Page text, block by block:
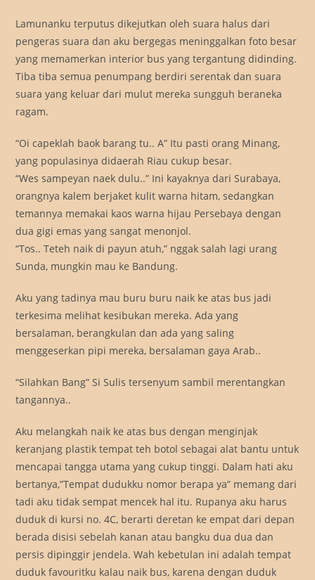
Lamunanku terputus dikejutkan oleh suara halus dari
pengeras suara dan aku bergegas meninggalkan foto besar
yang memamerkan interior bus yang tergantung didinding.
Tiba tiba semua penumpang berdiri serentak dan suara
suara yang keluar dari mulut mereka sungguh beraneka
ragam.
“Oi capeklah baok barang tu.. A” Itu pasti orang Minang,
yang populasinya didaerah Riau cukup besar.
“Wes sampeyan naek dulu..” Ini kayaknya dari Surabaya,
orangnya kalem berjaket kulit warna hitam, sedangkan
temannya memakai kaos warna hijau Persebaya dengan
dua gigi emas yang sangat menonjol.
“Tos.. Teteh naik di payun atuh,” nggak salah lagi urang
Sunda, mungkin mau ke Bandung.
Aku yang tadinya mau buru buru naik ke atas bus jadi
terkesima melihat kesibukan mereka. Ada yang
bersalaman, berangkulan dan ada yang saling
menggeserkan pipi mereka, bersalaman gaya Arab..
“Silahkan Bang” Si Sulis tersenyum sambil merentangkan
tangannya..
Aku melangkah naik ke atas bus dengan menginjak
keranjang plastik tempat teh botol sebagai alat bantu untuk
mencapai tangga utama yang cukup tinggi. Dalam hati aku
bertanya,”Tempat dudukku nomor berapa ya” memang dari
tadi aku tidak sempat mencek hal itu. Rupanya aku harus
duduk di kursi no. 4C, berarti deretan ke empat dari depan
berada disisi sebelah kanan atau bangku dua dua dan
persis dipinggir jendela. Wah kebetulan ini adalah tempat
duduk favouritku kalau naik bus, karena dengan duduk